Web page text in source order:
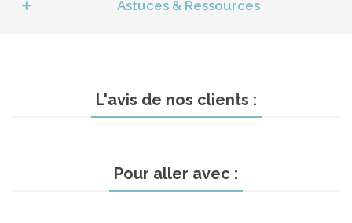
Astuces & Ressources
L'avis de nos clients :
Pour aller avec :